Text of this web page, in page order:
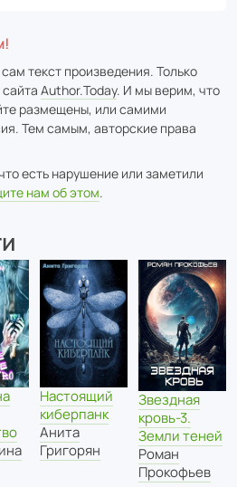
текст произведения. Только
Author.Today. И мы верим, что
размещены, или самими
Тем самым, авторские права
есть нарушение или заметили
нам об этом.
Настоящий
киберпанк
Анита
Григорян
Звездная
кровь-3.
Земли теней
Роман
Прокофьев